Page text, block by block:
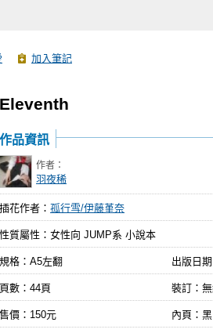
加入筆記
Eleventh
作品資訊
作者：
羽夜稀
插花作者： 孤行雪/伊藤堇奈
性質屬性：女性向 JUMP系 小說本
規格：A5左翻 出版日期
頁數：44頁 裝訂：
售價：150元 內頁：